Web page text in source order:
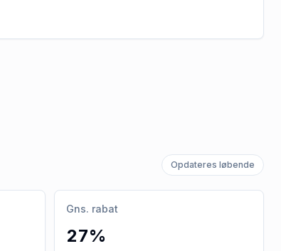
Opdateres løbende
Gns. rabat
27%